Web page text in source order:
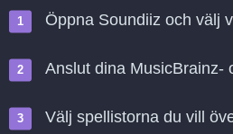
Öppna Soundiiz och välj
Anslut dina MusicBrainz-
Välj spellistorna du vill